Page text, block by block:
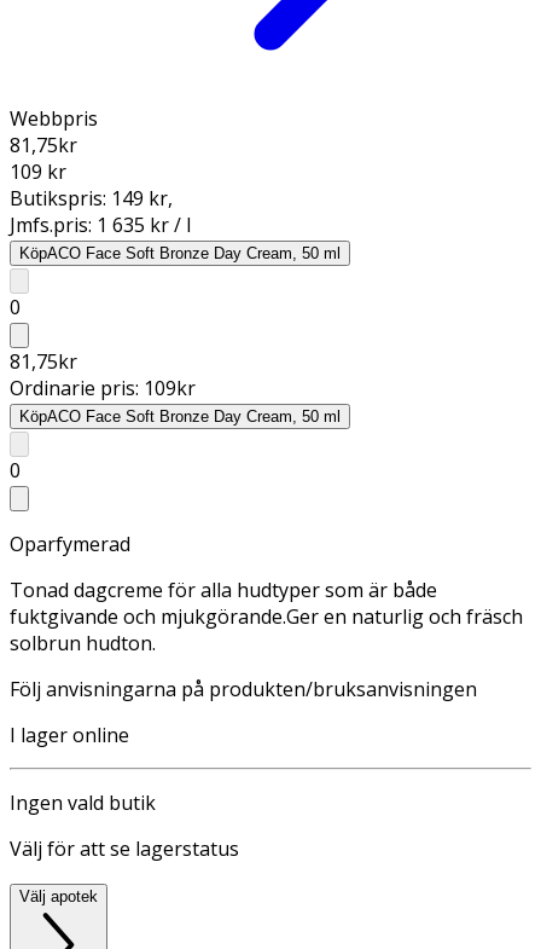
Webbpris
81,75kr
109 kr
Butikspris: 149 kr,
Jmfs.pris: 1 635 kr / l
KöpACO Face Soft Bronze Day Cream, 50 ml
0
81,75kr
Ordinarie pris: 109kr
KöpACO Face Soft Bronze Day Cream, 50 ml
0
Oparfymerad
Tonad dagcreme för alla hudtyper som är både
fuktgivande och mjukgörande.Ger en naturlig och fräsch
solbrun hudton.
Följ anvisningarna på produkten/bruksanvisningen
I lager online
Ingen vald butik
Välj för att se lagerstatus
Välj apotek